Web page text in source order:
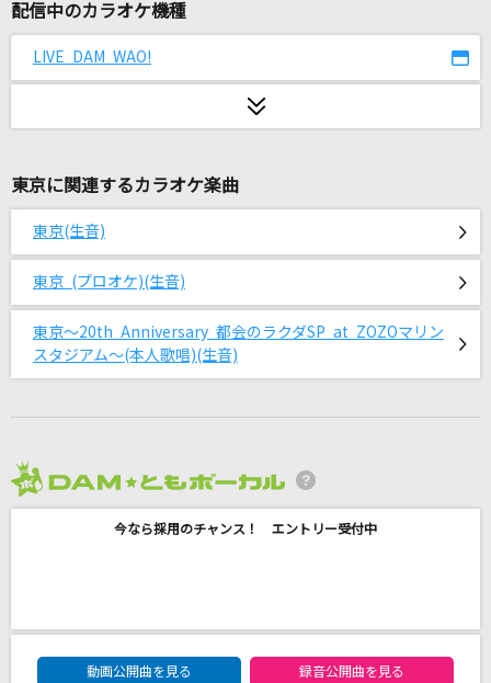
スピッツ
スパークル [original ver.]
ストーリーブック・ヴォヤッジ]
[生音]青と夏
Mrs. GREEN APPLE
私は最強
Mrs. GREEN APPLE
さよならエレジー
HELP!!
ひゅるりらぱっぱ
配信中のカラオケ機種
LIVE DAM WAO!
東京に関連するカラオケ楽曲
東京(生音)
東京 (プロオケ)(生音)
東京～20th Anniversary 都会のラクダSP at ZOZOマリン
スタジアム～(本人歌唱)(生音)
今なら採用のチャンス！ エントリー受付中
DAM★ともボーカルエントリーランキング
動画公開曲を見る
録音公開曲を見る